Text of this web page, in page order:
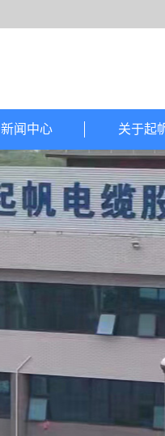
新闻中心 关于起